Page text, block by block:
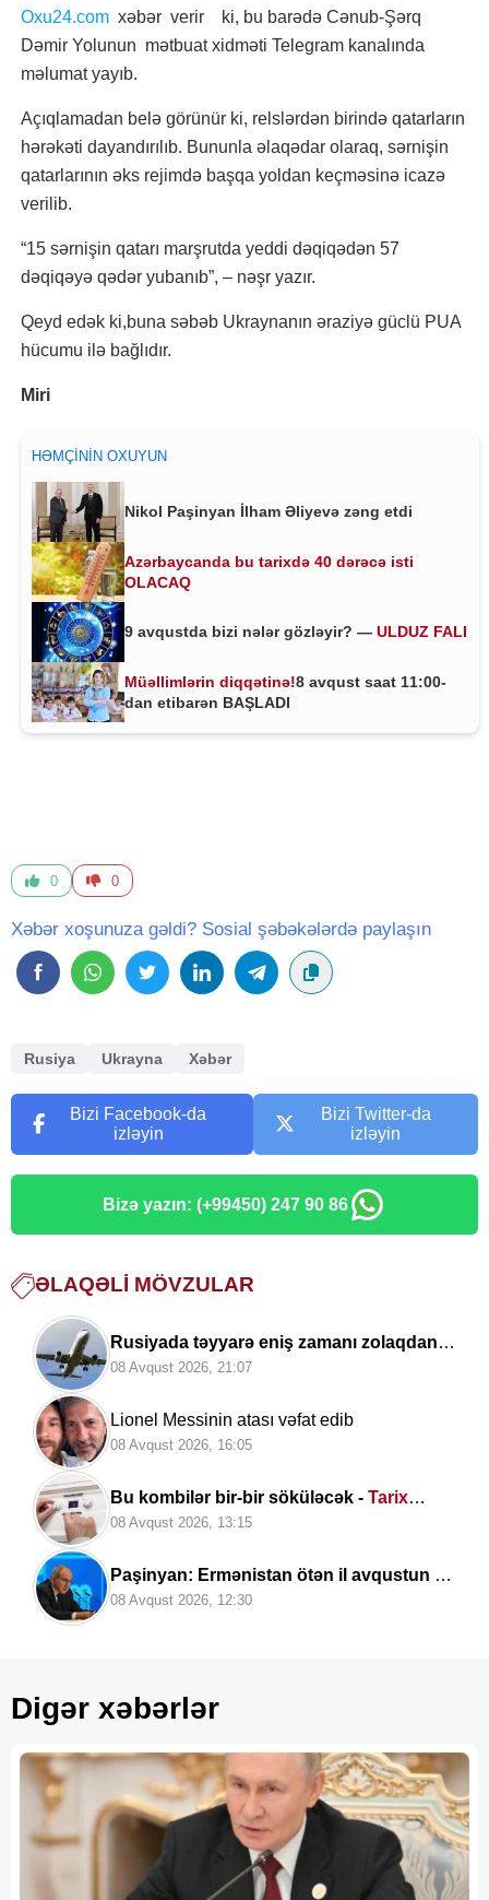
Oxu24.com xəbər verir ki, bu barədə Cənub-Şərq
Dəmir Yolunun mətbuat xidməti Telegram kanalında
məlumat yayıb.
Açıqlamadan belə görünür ki, relslərdən birində qatarların
hərəkəti dayandırılıb. Bununla əlaqədar olaraq, sərnişin
qatarlarının əks rejimdə başqa yoldan keçməsinə icazə
verilib.
“15 sərnişin qatarı marşrutda yeddi dəqiqədən 57
dəqiqəyə qədər yubanıb”, – nəşr yazır.
Qeyd edək ki,buna səbəb Ukraynanın əraziyə güclü PUA
hücumu ilə bağlıdır.
Miri
HƏMÇININ OXUYUN
Nikol Paşinyan İlham Əliyevə zəng etdi
Azərbaycanda bu tarixdə 40 dərəcə isti
OLACAQ
9 avqustda bizi nələr gözləyir? — ULDUZ FALI
Müəllimlərin diqqətinə!8 avqust saat 11:00-
dan etibarən BAŞLADI
0 0
Xəbər xoşunuza gəldi? Sosial şəbəkələrdə paylaşın
Rusiya Ukrayna Xəbər
Bizi Facebook-da
izləyin
Bizi Twitter-da
izləyin
Bizə yazın: (+99450) 247 90 86
ƏLAQƏLI MÖVZULAR
Rusiyada təyyarə eniş zamanı zolaqdan
çıxdı
08 Avqust 2026, 21:07
Lionel Messinin atası vəfat edib
08 Avqust 2026, 16:05
Bu kombilər bir-bir söküləcək - Tarix
açıqlandı
08 Avqust 2026, 13:15
Paşinyan: Ermənistan ötən il avqustun 8-
nə qədərdalanda idi
08 Avqust 2026, 12:30
Digər xəbərlər